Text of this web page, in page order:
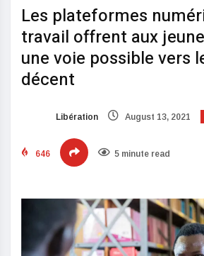
Les plateformes
travail offrent aux
une voie possible vers
décent
Libération August 13, 2021
646 5 minute read